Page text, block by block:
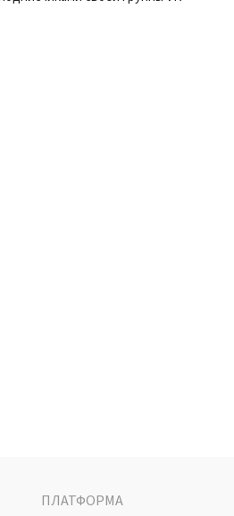
ПЛАТФОРМА